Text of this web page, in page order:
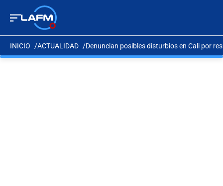
INICIO ACTUALIDAD Denuncian posibles disturbios en Cali por